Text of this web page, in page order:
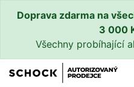
Doprava zdarma na
3 000
Všechny probíhající